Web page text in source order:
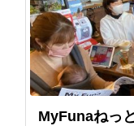
MyFunaねっと